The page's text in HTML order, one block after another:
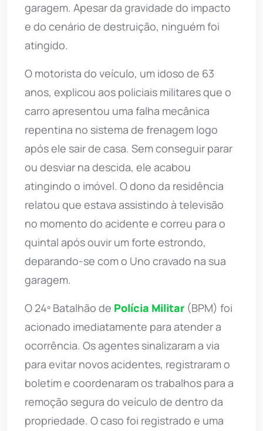
garagem. Apesar da gravidade do impacto
e do cenário de destruição, ninguém foi
atingido.
O motorista do veículo, um idoso de 63
anos, explicou aos policiais militares que o
carro apresentou uma falha mecânica
repentina no sistema de frenagem logo
após ele sair de casa. Sem conseguir parar
ou desviar na descida, ele acabou
atingindo o imóvel. O dono da residência
relatou que estava assistindo à televisão
no momento do acidente e correu para o
quintal após ouvir um forte estrondo,
deparando-se com o Uno cravado na sua
garagem.
O 24º Batalhão de Polícia Militar (BPM) foi
acionado imediatamente para atender a
ocorrência. Os agentes sinalizaram a via
para evitar novos acidentes, registraram o
boletim e coordenaram os trabalhos para a
remoção segura do veículo de dentro da
propriedade. O caso foi registrado e uma